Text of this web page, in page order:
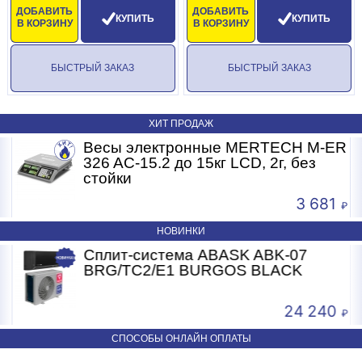
Тип оттайки электрическая
Электрокабель
Внешний силовой электрокабель 4*1.5+1*1.5
Соединение датчиков 3*0.75
Логистическая информация
Габаритные размеры, мм 807*490*704
Размеры в упаковке, мм 879*563*914
ДОБАВИТЬ
В КОРЗИНУ
КУПИТЬ
БЫСТРЫЙ ЗАКАЗ
ДОБАВИТЬ
В КОРЗИНУ
КУПИТЬ
БЫСТРЫЙ ЗАКАЗ
ХИТ ПРОДАЖ
Весы электронные MERTECH M-ER
326 AC-15.2 до 15кг LCD, 2г, без
стойки
3 681
НОВИНКИ
Сплит-система ABASK ABK-07
BRG/TC2/E1 BURGOS BLACK
24 240
СПОСОБЫ ОНЛАЙН ОПЛАТЫ